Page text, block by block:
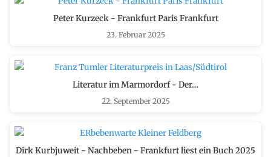
Peter Kurzeck - Frankfurt Paris Frankfurt
23. Februar 2025
Literatur im Marmordorf - Der…
22. September 2025
Dirk Kurbjuweit - Nachbeben - Frankfurt liest ein Buch 2025